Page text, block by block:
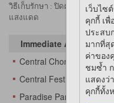
วิธีเก็บรักษา : ปิดฝาทุกครั้งหลั
แสงแดด
Immediate Availability
Central Chonburi
Central Festival Eastville
Paradise Park
เว็บไซ
คุกกี้ เ
ประสบ
มากที่สุ
ค่าของ
ชมซ้ำ
แสดงว่
คุกกี้ทั้ง